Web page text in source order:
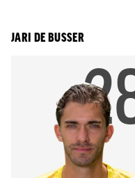
JARI DE BUSSER